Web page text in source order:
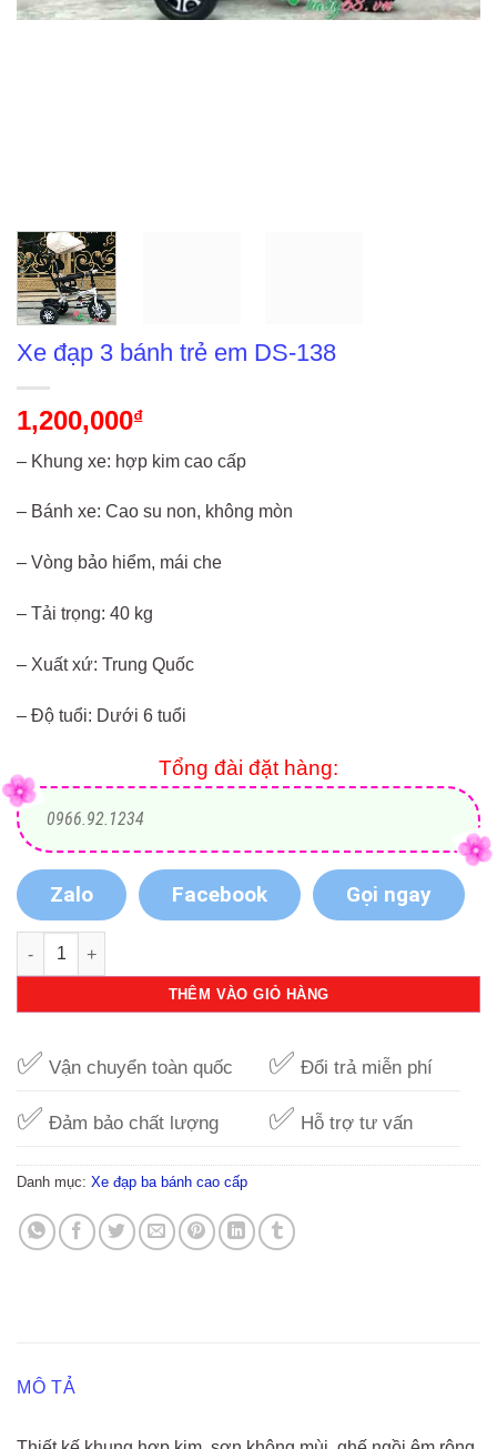
Xe đạp 3 bánh trẻ em DS-138
1,200,000₫
– Khung xe: hợp kim cao cấp
– Bánh xe: Cao su non, không mòn
– Vòng bảo hiểm, mái che
– Tải trọng: 40 kg
– Xuất xứ: Trung Quốc
– Độ tuổi: Dưới 6 tuổi
Tổng đài đặt hàng:
0966.92.1234
Zalo Facebook Gọi ngay
Xe đạp 3 bánh trẻ em DS-138 số lượng
THÊM VÀO GIỎ HÀNG
✅ Vận chuyển toàn quốc ✅ Đổi trả miễn phí
✅ Đảm bảo chất lượng ✅ Hỗ trợ tư vấn
Danh mục: Xe đạp ba bánh cao cấp
MÔ TẢ